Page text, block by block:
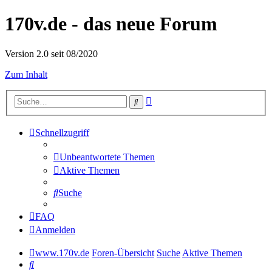
170v.de - das neue Forum
Version 2.0 seit 08/2020
Zum Inhalt
Suche
Schnellzugriff
Unbeantwortete Themen
Aktive Themen
Suche
FAQ
Anmelden
www.170v.de Foren-Übersicht SucheAktive Themen
Suche